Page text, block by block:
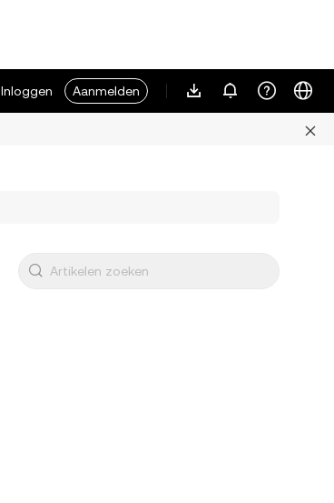
Inloggen Aanmelden